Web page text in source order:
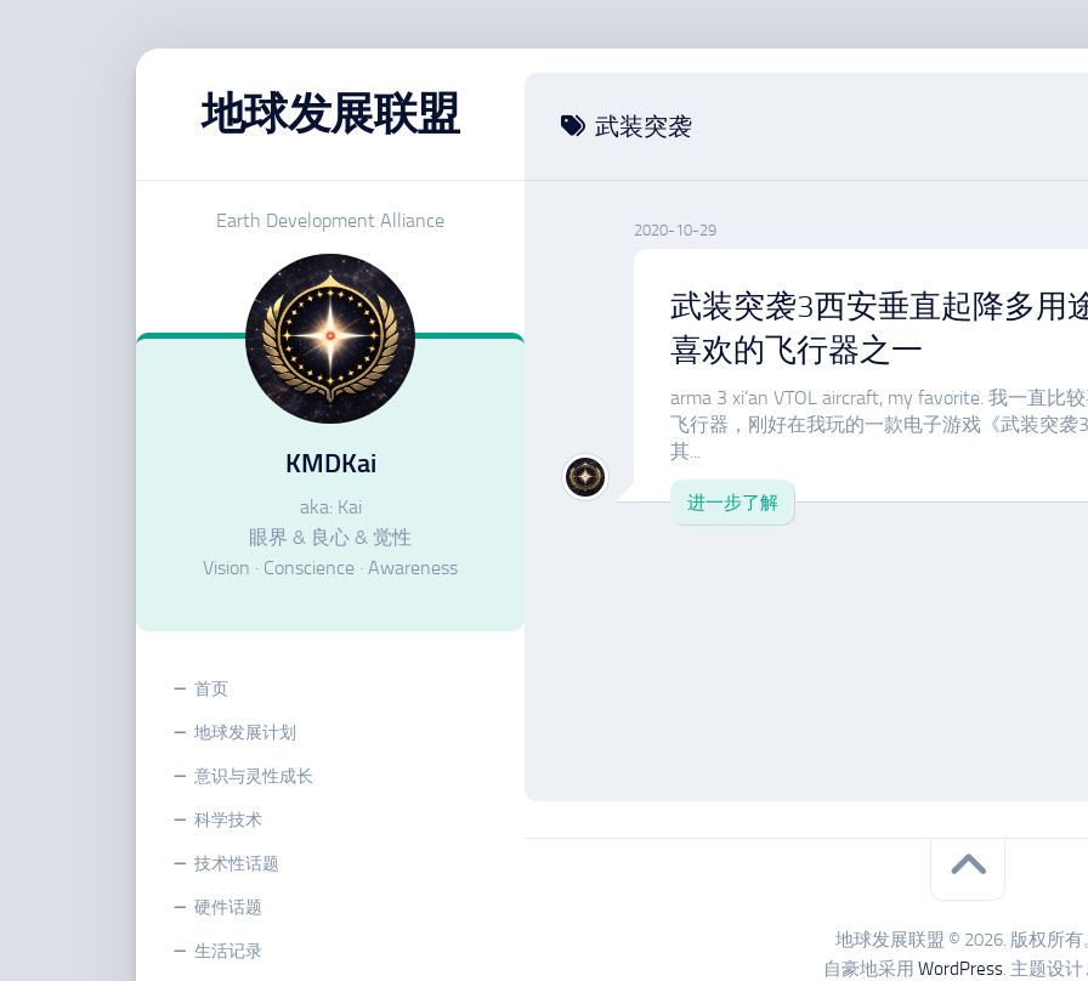
地球发展联盟
Earth Development Alliance
KMDKai
aka: Kai
眼界 & 良心 & 觉性
Vision · Conscience · Awareness
首页
地球发展计划
意识与灵性成长
科学技术
技术性话题
硬件话题
生活记录
武装突袭
2020-10-29
武装突袭3西安垂直起降多
喜欢的飞行器之一
arma 3 xi’an VTOL aircraft, my favorite. 我一直比
飞行器，刚好在我玩的一款电子游戏《武装突袭
其...
进一步了解
地球发展联盟 © 2026. 版权所有
自豪地采用 WordPress. 主题设计